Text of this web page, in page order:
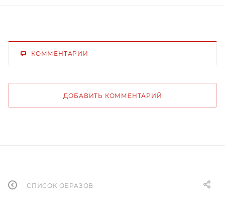
КОММЕНТАРИИ
ДОБАВИТЬ КОММЕНТАРИЙ
СПИСОК ОБРАЗОВ